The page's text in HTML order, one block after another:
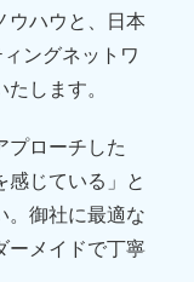
ウハウと、日本
ングネットワ
します。
プローチした
感じている」と
。御社に最適な
ーメイドで丁寧